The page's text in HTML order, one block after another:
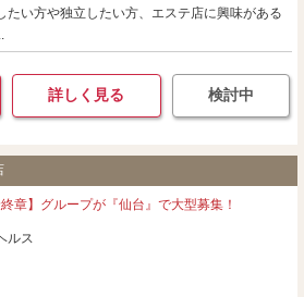
たい方や独立したい方、エステ店に興味がある
詳しく見る 検討中
章】グループが『仙台』で大型募集！
ルス